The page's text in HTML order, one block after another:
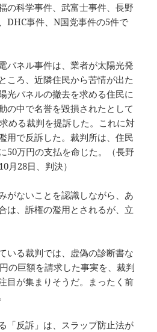
の科学事件、武富士事件、長野
DHC事件、N国党事件の5件で
パネル事件は、業者が太陽光発
ころ、近隣住民から苦情が出た
光パネルの撤去を求める住民に
の中で名誉を毀損されたとして
める裁判を提訴した。これに対
用で反訴した。裁判所は、住民
50万円の支払を命じた。（長野
月28日、判決）
がないことを認識しながら、あ
は、訴権の濫用とされるが、立
いる裁判では、虚偽の診断書な
の巨額を請求した事実を、裁判
目が集まりそうだ。まったく前
「反訴」は、スラップ防止法が